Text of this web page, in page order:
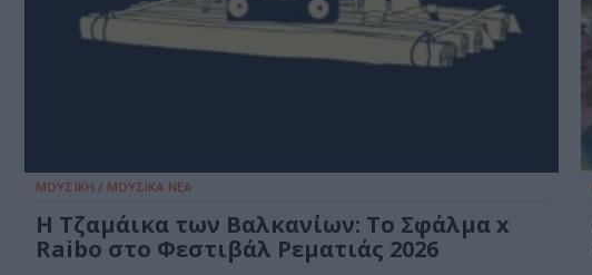
ΜΟΥΣΙΚΗ / ΜΟΥΣΙΚΑ ΝΕΑ
Η Τζαμάικα των Βαλκανίων: Το Σφάλμα x
Raibo στο Φεστιβάλ Ρεματιάς 2026